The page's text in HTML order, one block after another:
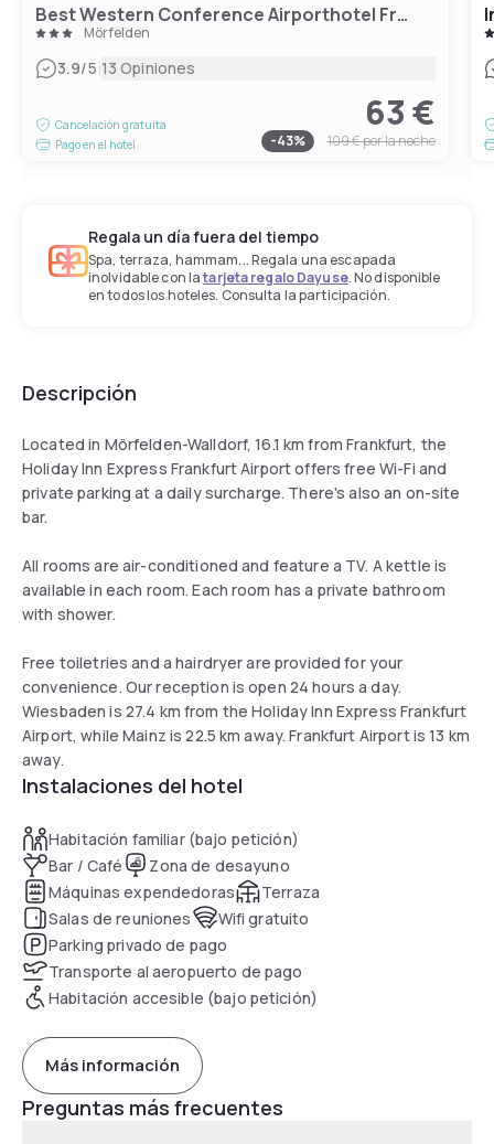
Best Western Conference Airporthotel Frankfurt Mörfelden
Mörfelden
3.9/5|13 Opiniones
Cancelación gratuita
Pago en el hotel
63 €
-43% 109 €por la noche
Regala un día fuera del tiempo
Spa, terraza, hammam... Regala una escapada
inolvidable con latarjeta regalo Dayuse. No disponible
en todos los hoteles. Consulta la participación.
Descripción
Located in Mörfelden-Walldorf, 16.1 km from Frankfurt, the
Holiday Inn Express Frankfurt Airport offers free Wi-Fi and
private parking at a daily surcharge. There's also an on-site
bar.
All rooms are air-conditioned and feature a TV. A kettle is
available in each room. Each room has a private bathroom
with shower.
Free toiletries and a hairdryer are provided for your
convenience. Our reception is open 24 hours a day.
Wiesbaden is 27.4 km from the Holiday Inn Express Frankfurt
Airport, while Mainz is 22.5 km away. Frankfurt Airport is 13 km
away.
Instalaciones del hotel
Habitación familiar (bajo petición)
Bar / Café
Zona de desayuno
Máquinas expendedoras
Terraza
Salas de reuniones
Wifi gratuito
Parking privado de pago
Transporte al aeropuerto de pago
Habitación accesible (bajo petición)
Más información
Preguntas más frecuentes